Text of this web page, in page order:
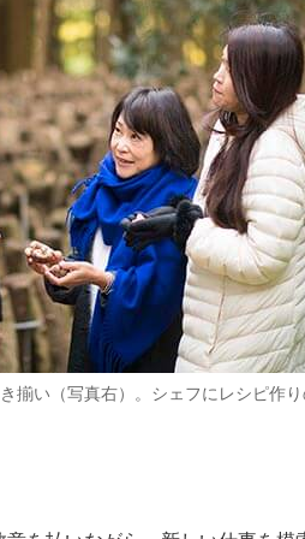
揃い（写真右）。シェフにレシピ作